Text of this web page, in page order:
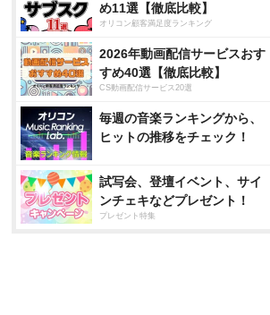
め11選【徹底比較】
オリコン顧客満足度ランキング
2026年動画配信サービスおす
すめ40選【徹底比較】
CS動画配信サービス20選
毎週の音楽ランキングから、
ヒットの推移をチェック！
試写会、登壇イベント、サイ
ンチェキなどプレゼント！
プレゼント特集